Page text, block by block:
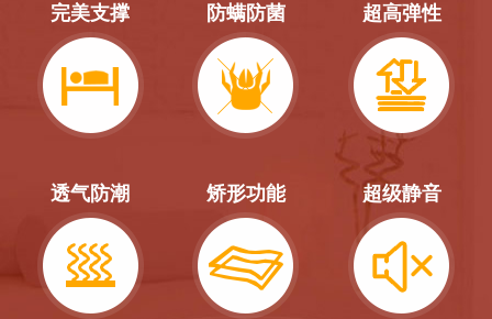
完美支撑 防螨防菌 超高弹性
透气防潮 矫形功能 超级静音